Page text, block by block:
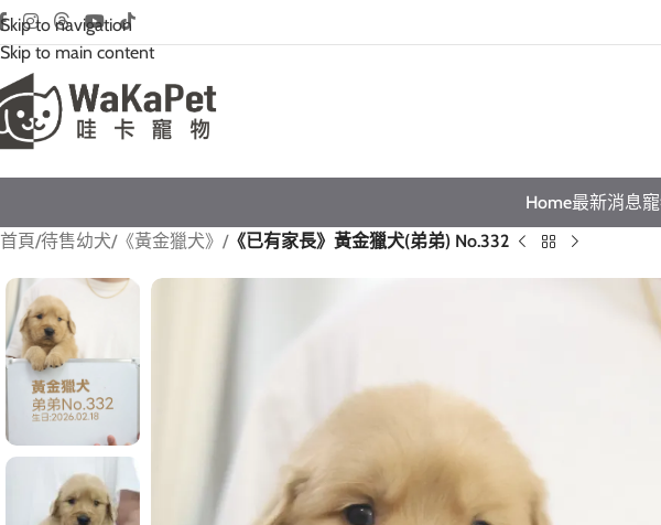
Skip to navigation
Skip to main content
Home最新消息
首頁/待售幼犬/《黃金獵犬》 /《已有家長》黃金獵犬(弟弟) No.332